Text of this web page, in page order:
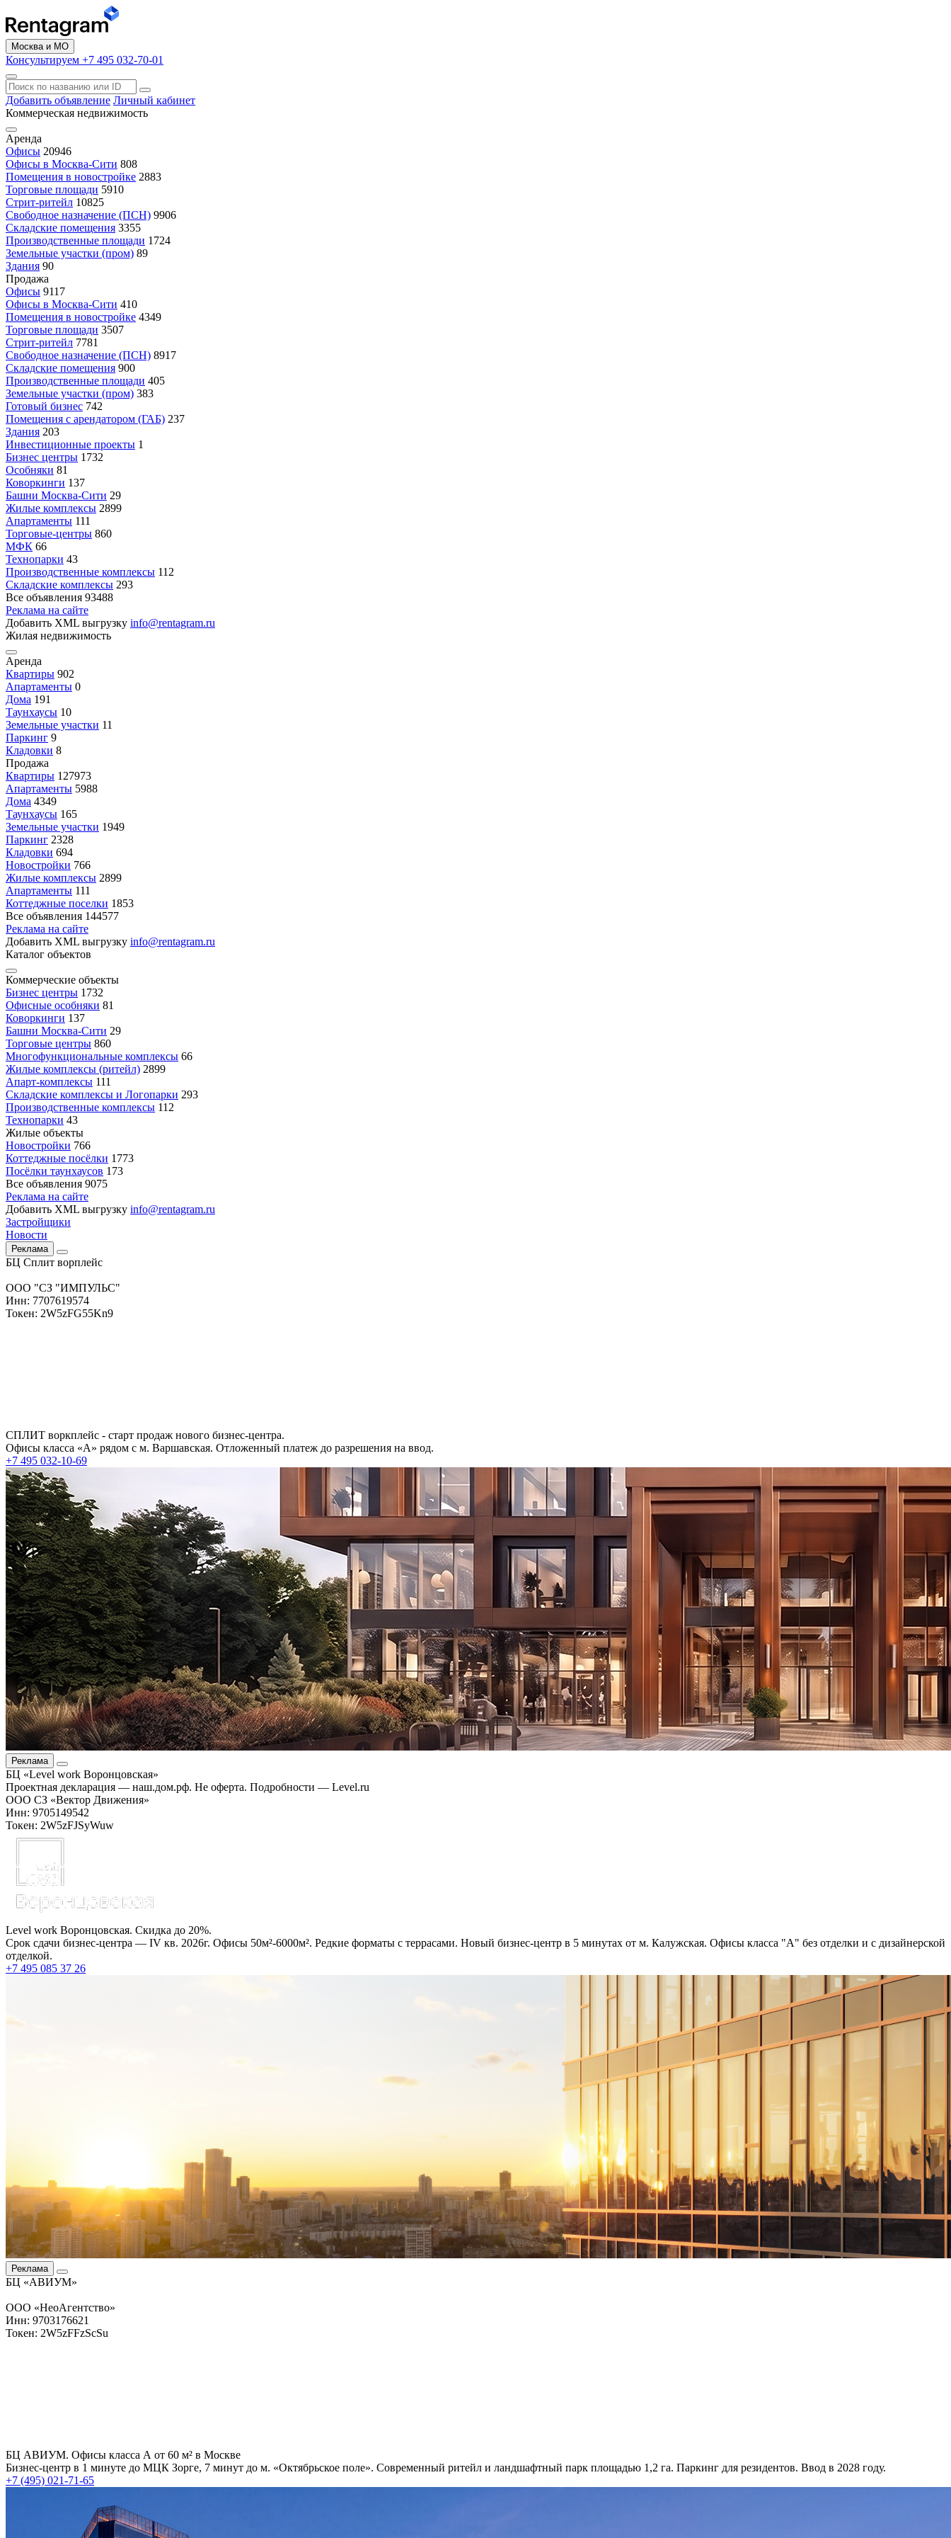
Москва и МО
Консультируем +7 495 032-70-01
Добавить объявление Личный кабинет
Коммерческая недвижимость
Аренда
Офисы 20946
Офисы в Москва-Сити 808
Помещения в новостройке 2883
Торговые площади 5910
Стрит-ритейл 10825
Свободное назначение (ПСН) 9906
Складские помещения 3355
Производственные площади 1724
Земельные участки (пром) 89
Здания 90
Продажа
Офисы 9117
Офисы в Москва-Сити 410
Помещения в новостройке 4349
Торговые площади 3507
Стрит-ритейл 7781
Свободное назначение (ПСН) 8917
Складские помещения 900
Производственные площади 405
Земельные участки (пром) 383
Готовый бизнес 742
Помещения с арендатором (ГАБ) 237
Здания 203
Инвестиционные проекты 1
Бизнес центры 1732
Особняки 81
Коворкинги 137
Башни Москва-Сити 29
Жилые комплексы 2899
Апартаменты 111
Торговые-центры 860
МФК 66
Технопарки 43
Производственные комплексы 112
Складские комплексы 293
Все объявления 93488
Реклама на сайте
Добавить XML выгрузку info@rentagram.ru
Жилая недвижимость
Аренда
Квартиры 902
Апартаменты 0
Дома 191
Таунхаусы 10
Земельные участки 11
Паркинг 9
Кладовки 8
Продажа
Квартиры 127973
Апартаменты 5988
Дома 4349
Таунхаусы 165
Земельные участки 1949
Паркинг 2328
Кладовки 694
Новостройки 766
Жилые комплексы 2899
Апартаменты 111
Коттеджные поселки 1853
Все объявления 144577
Реклама на сайте
Добавить XML выгрузку info@rentagram.ru
Каталог объектов
Коммерческие объекты
Бизнес центры 1732
Офисные особняки 81
Коворкинги 137
Башни Москва-Сити 29
Торговые центры 860
Многофункциональные комплексы 66
Жилые комплексы (ритейл) 2899
Апарт-комплексы 111
Складские комплексы и Логопарки 293
Производственные комплексы 112
Технопарки 43
Жилые объекты
Новостройки 766
Коттеджные посёлки 1773
Посёлки таунхаусов 173
Все объявления 9075
Реклама на сайте
Добавить XML выгрузку info@rentagram.ru
Застройщики
Новости
Реклама
БЦ Сплит ворплейс
ООО "СЗ "ИМПУЛЬС"
Инн: 7707619574
Токен: 2W5zFG55Kn9
СПЛИТ воркплейс - старт продаж нового бизнес-центра.
Офисы класса «А» рядом с м. Варшавская. Отложенный платеж до разрешения на ввод.
+7 495 032-10-69
Реклама
БЦ «Level work Воронцовская»
Проектная декларация — наш.дом.рф. Не оферта. Подробности — Level.ru
ООО СЗ «Вектор Движения»
Инн: 9705149542
Токен: 2W5zFJSyWuw
Level work Воронцовская. Скидка до 20%.
Срок сдачи бизнес-центра — IV кв. 2026г. Офисы 50м²-6000м². Редкие форматы с террасами. Новый бизнес-центр в 5 минутах от м. Калужская. Офисы класса "А" без отделки и с дизайнерской
отделкой.
+7 495 085 37 26
Реклама
БЦ «АВИУМ»
ООО «НеоАгентство»
Инн: 9703176621
Токен: 2W5zFFzScSu
БЦ АВИУМ. Офисы класса А от 60 м² в Москве
Бизнес-центр в 1 минуте до МЦК Зорге, 7 минут до м. «Октябрьское поле». Современный ритейл и ландшафтный парк площадью 1,2 га. Паркинг для резидентов. Ввод в 2028 году.
+7 (495) 021-71-65